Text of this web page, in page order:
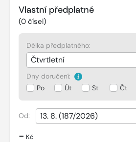
Vlastní předplatné
(0 čísel)
Délka předplatného:
Dny doručení:
Po
Út St Čt
Od:
- Kč